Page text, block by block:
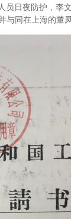
日夜防护，李
同在上海的董